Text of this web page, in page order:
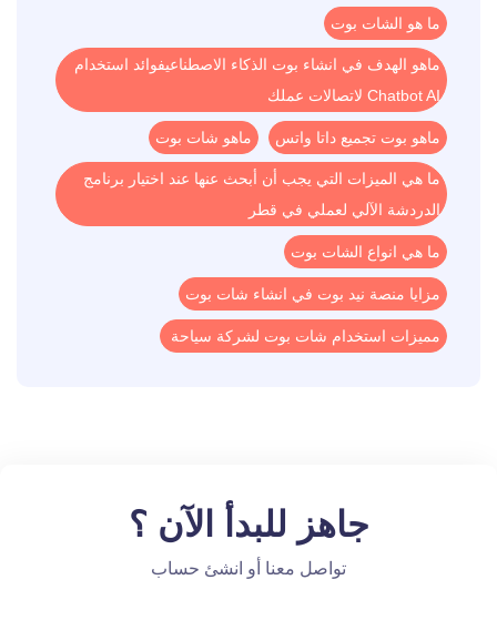
ما هو الشات بوت
ماهو الهدف في انشاء بوت الذكاء الاصطناعيفوائد استخدام
Chatbot AI لاتصالات عملك
ماهو بوت تجميع داتا واتس ماهو شات بوت
ما هي الميزات التي يجب أن أبحث عنها عند اختيار برنامج
الدردشة الآلي لعملي في قطر
ما هي انواع الشات بوت
مزايا منصة نيد بوت في انشاء شات بوت
مميزات استخدام شات بوت لشركة سياحة
جاهز للبدأ الآن ؟
تواصل معنا أو انشئ حساب